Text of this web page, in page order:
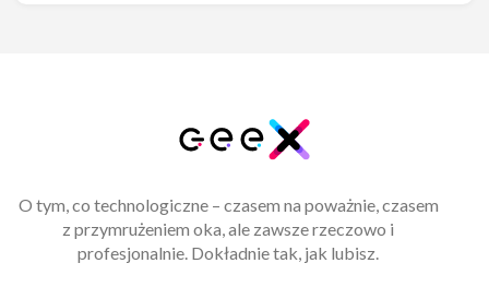
O tym, co technologiczne – czasem na poważnie, czasem
z przymrużeniem oka, ale zawsze rzeczowo i
profesjonalnie. Dokładnie tak, jak lubisz.